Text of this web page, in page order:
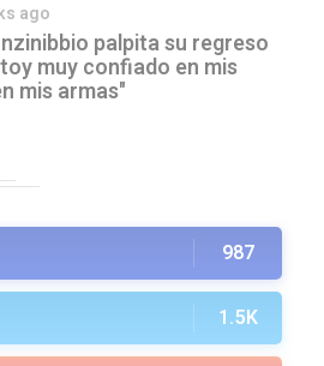
ago
palpita su regreso
muy confiado en mis
mis armas"
987
1.5K